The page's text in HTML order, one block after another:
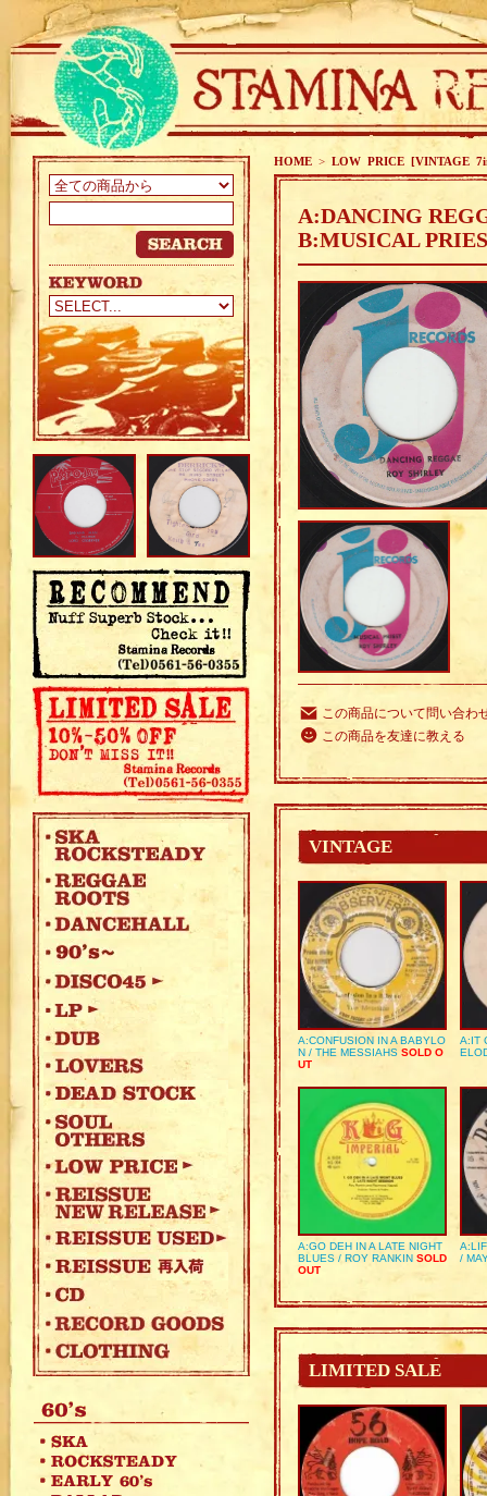
HOME > LOW PRICE [VINTAGE
A:DANCING
B:MUSICAL
この商品について問い合わ
この商品を友達に教える
VINTAGE
A:CONFUSION IN A BABYLO
N / THE MESSIAHS SOLD O
UT
A:IT
A:GO DEH IN A LATE NIGHT
BLUES / ROY RANKIN SOLD
OUT
/
LIMITED SALE